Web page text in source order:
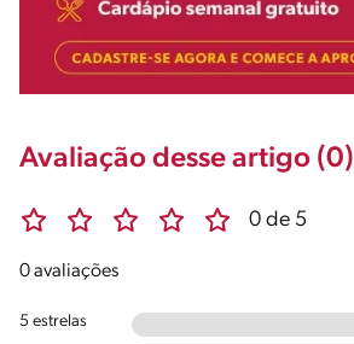
Avaliação desse artigo (0)
0 de 5
0 avaliações
5 estrelas